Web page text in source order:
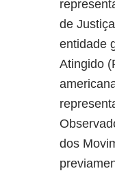
de
entidade
Atingido
dos